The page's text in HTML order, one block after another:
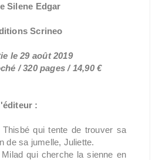
Silene Edgar
Scrineo
le 29 août 2019
/ 320 pages / 14,90 €
:
Thisbé qui tente de trouver sa
de sa jumelle, Juliette.
Milad qui cherche la sienne en